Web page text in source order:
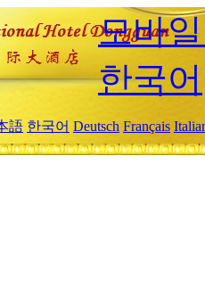
모바
한국어
語 한국어 Deutsch Français